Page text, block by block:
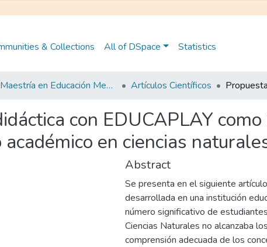
& Collections All of DSpace Statistics
Maestría en Educación Mención en Pedagogía en Entornos Digitales Artículos Científicos
con EDUCAPLAY
en ciencias
Abstract
Se presenta en el siguiente
desarrollada en una institución
número significativo de
Ciencias Naturales no alcanzaba
comprensión adecuada de los